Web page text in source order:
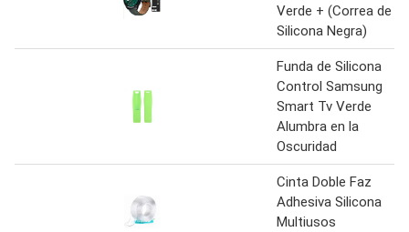
Verde + (Correa de
Silicona Negra)
Funda de Silicona
Control Samsung
Smart Tv Verde
Alumbra en la
Oscuridad
Cinta Doble Faz
Adhesiva Silicona
Multiusos